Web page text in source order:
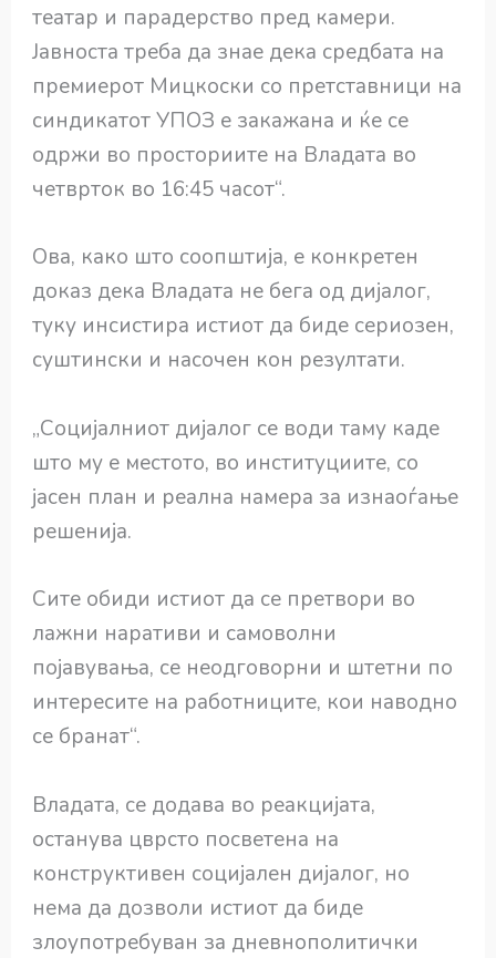
театар и парадерство пред камери.
Јавноста треба да знае дека средбата на
премиерот Мицкоски со претставници на
синдикатот УПОЗ е закажана и ќе се
одржи во просториите на Владата во
четврток во 16:45 часот“.
Ова, како што соопштија, е конкретен
доказ дека Владата не бега од дијалог,
туку инсистира истиот да биде сериозен,
суштински и насочен кон резултати.
„Социјалниот дијалог се води таму каде
што му е местото, во институциите, со
јасен план и реална намера за изнаоѓање
решенија.
Сите обиди истиот да се претвори во
лажни наративи и самоволни
појавувања, се неодговорни и штетни по
интересите на работниците, кои наводно
се бранат“.
Владата, се додава во реакцијата,
останува цврсто посветена на
конструктивен социјален дијалог, но
нема да дозволи истиот да биде
злоупотребуван за дневнополитички